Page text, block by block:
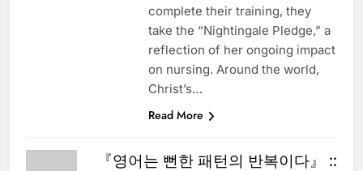
complete their training, they
take the “Nightingale Pledge,” a
reflection of her ongoing impact
on nursing. Around the world,
Christ’s…
Read More
『영어는 뻔한 패턴의 반복이다』 ::